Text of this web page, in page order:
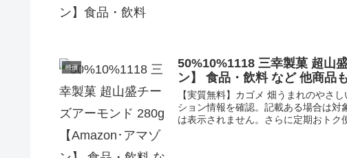
特価
50%10%1118 三幸製菓 超山
ン】 食品・飲料 など 他商品
【実質無料】カゴメ 畑うまれのやさ
ション情報を確認。記載ある場合は
は表示されません。さらに定期おトク